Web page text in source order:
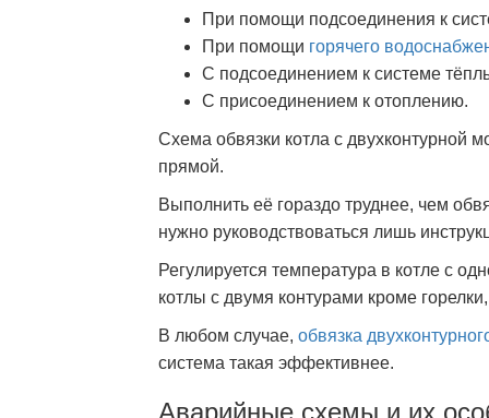
При помощи подсоединения к
При помощи горячего
С подсоединением к системе
С присоединением к отоплению.
Схема обвязки котла с двухконтурной
прямой.
Выполнить её гораздо труднее, чем
нужно руководствоваться лишь
Регулируется температура в котле с
котлы с двумя контурами кроме
В любом случае, обвязка
система такая эффективнее.
Аварийные схемы и их